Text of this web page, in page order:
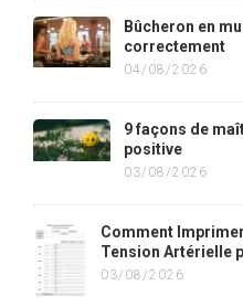
Bûcheron en
correctement
04/08/2026
9 façons de
positive
03/08/2026
Comment
Tension Artérielle
03/08/2026